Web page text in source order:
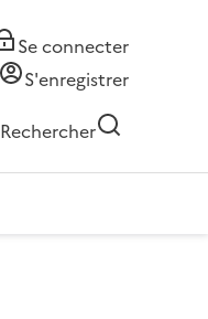
Se connecter
S'enregistrer
Rechercher